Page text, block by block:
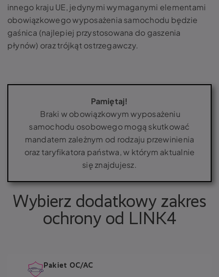
innego kraju UE, jedynymi wymaganymi elementami
obowiązkowego wyposażenia samochodu będzie
gaśnica (najlepiej przystosowana do gaszenia
płynów) oraz trójkąt ostrzegawczy.
Pamiętaj!
Braki w obowiązkowym wyposażeniu
samochodu osobowego mogą skutkować
mandatem zależnym od rodzaju przewinienia
oraz taryfikatora państwa, w którym aktualnie
się znajdujesz.
Wybierz dodatkowy zakres
ochrony od LINK4
Pakiet OC/AC